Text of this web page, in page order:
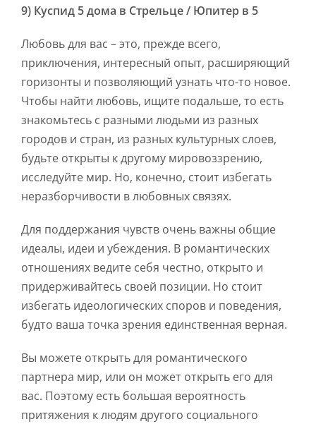
9) Куспид 5 дома в Стрельце / Юпитер в 5
Любовь для вас – это, прежде всего,
приключения, интересный опыт, расширяющий
горизонты и позволяющий узнать что-то новое.
Чтобы найти любовь, ищите подальше, то есть
знакомьтесь с разными людьми из разных
городов и стран, из разных культурных слоев,
будьте открыты к другому мировоззрению,
исследуйте мир. Но, конечно, стоит избегать
неразборчивости в любовных связях.
Для поддержания чувств очень важны общие
идеалы, идеи и убеждения. В романтических
отношениях ведите себя честно, открыто и
придерживайтесь своей позиции. Но стоит
избегать идеологических споров и поведения,
будто ваша точка зрения единственная верная.
Вы можете открыть для романтического
партнера мир, или он может открыть его для
вас. Поэтому есть большая вероятность
притяжения к людям другого социального